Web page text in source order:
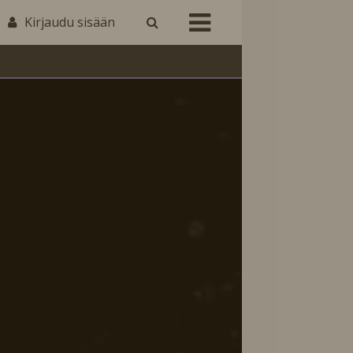
Kirjaudu sisään